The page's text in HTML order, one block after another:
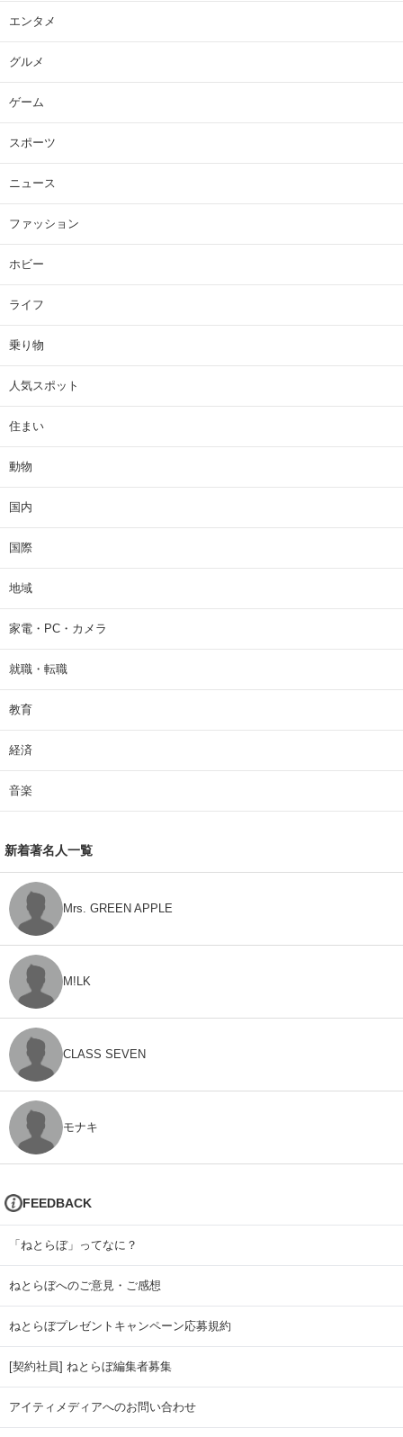
エンタメ
グルメ
ゲーム
スポーツ
ニュース
ファッション
ホビー
ライフ
乗り物
人気スポット
住まい
動物
国内
国際
地域
家電・PC・カメラ
就職・転職
教育
経済
音楽
新着著名人一覧
Mrs. GREEN APPLE
M!LK
CLASS SEVEN
モナキ
FEEDBACK
「ねとらぼ」ってなに？
ねとらぼへのご意見・ご感想
ねとらぼプレゼントキャンペーン応募規約
[契約社員] ねとらぼ編集者募集
アイティメディアへのお問い合わせ